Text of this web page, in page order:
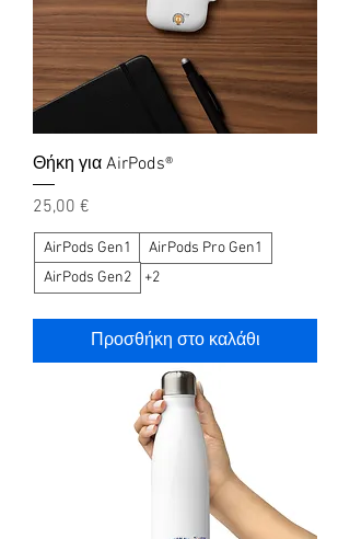
Θήκη για AirPods®
Τιμή
25,00 €
AirPods Gen1
AirPods Pro Gen1
AirPods Gen2
+2
Προσθήκη στο καλάθι